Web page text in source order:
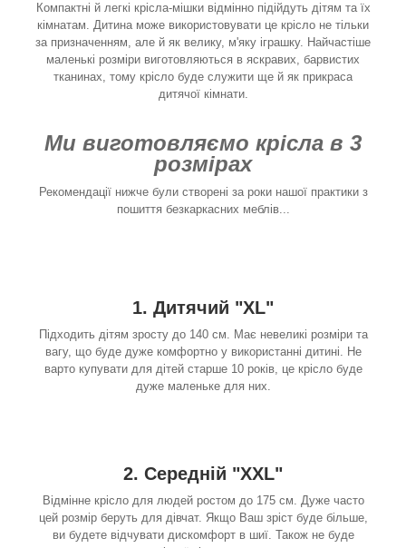
Компактні й легкі крісла-мішки відмінно підійдуть дітям та їх
кімнатам. Дитина може використовувати це крісло не тільки
за призначенням, але й як велику, м'яку іграшку. Найчастіше
маленькі розміри виготовляються в яскравих, барвистих
тканинах, тому крісло буде служити ще й як прикраса
дитячої кімнати.
Ми виготовляємо крісла в 3
розмірах
Рекомендації нижче були створені за роки нашої практики з
пошиття безкаркасних меблів...
1. Дитячий "XL"
Підходить дітям зросту до 140 см. Має невеликі розміри та
вагу, що буде дуже комфортно у використанні дитині. Не
варто купувати для дітей старше 10 років, це крісло буде
дуже маленьке для них.
2. Середній "XXL"
Відмінне крісло для людей ростом до 175 см. Дуже часто
цей розмір беруть для дівчат. Якщо Ваш зріст буде більше,
ви будете відчувати дискомфорт в шиї. Також не буде